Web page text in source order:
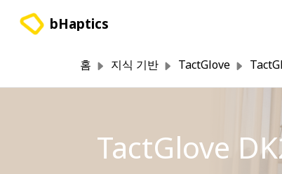
bHaptics
홈 지식 기반 TactGlove
TactGlove